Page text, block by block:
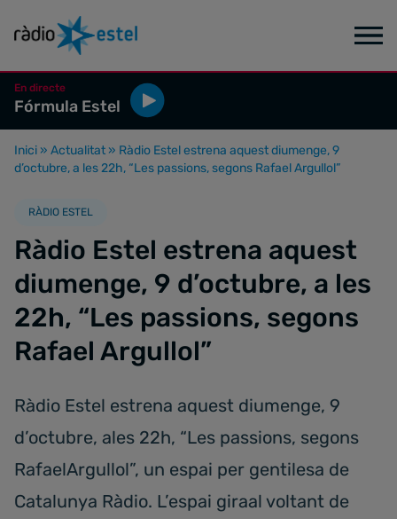
En directe
Fórmula Estel
Inici » Actualitat » Ràdio Estel estrena aquest diumenge, 9
d’octubre, a les 22h, “Les passions, segons Rafael Argullol”
RÀDIO ESTEL
Ràdio Estel estrena aquest
diumenge, 9 d’octubre, a les
22h, “Les passions, segons
Rafael Argullol”
Ràdio Estel estrena aquest diumenge, 9
d’octubre, ales 22h, “Les passions, segons
RafaelArgullol”, un espai per gentilesa de
Catalunya Ràdio. L’espai giraal voltant de